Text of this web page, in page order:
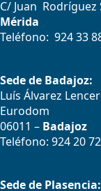
C/ Juan Rodríguez
Mérida
Teléfono: 924 33
Sede de Badajoz:
Luís Álvarez
Eurodom
06011 – Badajoz
Teléfono: 924 20
Sede de Plasencia: